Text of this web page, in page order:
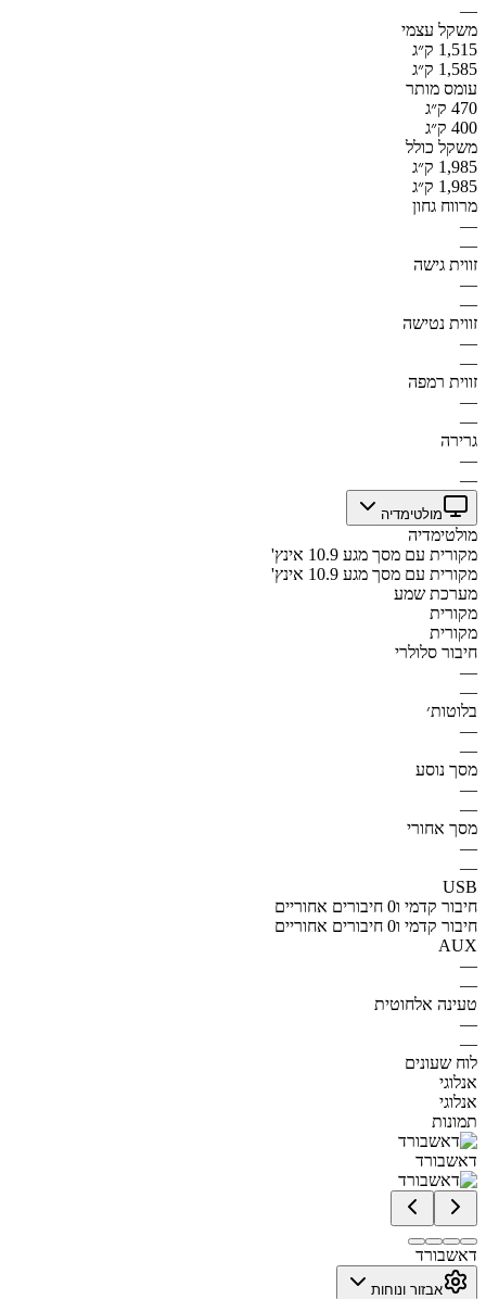
—
משקל עצמי
1,515 ק״ג
1,585 ק״ג
עומס מותר
470 ק״ג
400 ק״ג
משקל כולל
1,985 ק״ג
1,985 ק״ג
מרווח גחון
—
—
זווית גישה
—
—
זווית נטישה
—
—
זווית רמפה
—
—
גרירה
—
—
מולטימדיה
מולטימדיה
מקורית עם מסך מגע 10.9 אינץ'
מקורית עם מסך מגע 10.9 אינץ'
מערכת שמע
מקורית
מקורית
חיבור סלולרי
—
—
בלוטות׳
—
—
מסך נוסע
—
—
מסך אחורי
—
—
USB
חיבור קדמי ו0 חיבורים אחוריים
חיבור קדמי ו0 חיבורים אחוריים
AUX
—
—
טעינה אלחוטית
—
—
לוח שעונים
אנלוגי
אנלוגי
תמונות
דאשבורד
דאשבורד
אבזור ונוחות